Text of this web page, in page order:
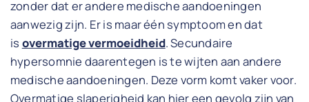
zonder dat er andere medische aandoeningen
aanwezig zijn. Er is maar één symptoom en dat
is overmatige vermoeidheid. Secundaire
hypersomnie daarentegen is te wijten aan andere
medische aandoeningen. Deze vorm komt vaker voor.
Overmatige slaperigheid kan hier een gevolg zijn van